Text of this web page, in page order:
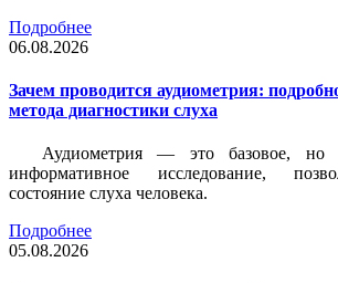
Подробнее
06.08.2026
Зачем проводится аудиометрия:
метода диагностики слуха
Аудиометрия — это базовое, но
информативное исследование,
состояние слуха человека.
Подробнее
05.08.2026